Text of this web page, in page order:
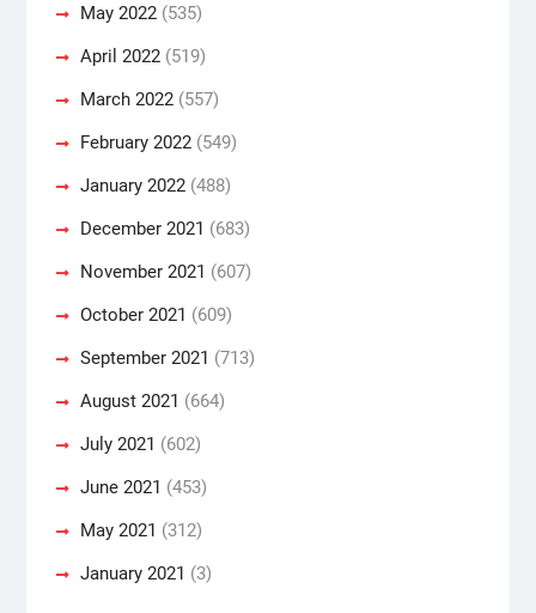
May 2022(535)
April 2022(519)
March 2022(557)
February 2022(549)
January 2022(488)
December 2021 (683)
November 2021 (607)
October 2021 (609)
September 2021 (713)
August 2021 (664)
July 2021 (602)
June 2021 (453)
May 2021 (312)
January 2021 (3)